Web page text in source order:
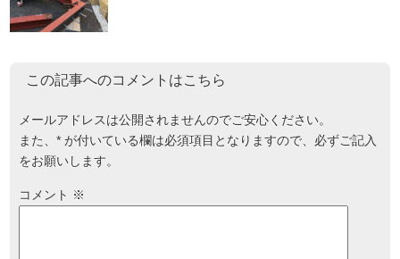
この記事へのコメントはこちら
メールアドレスは公開されませんのでご安心ください。
また、* が付いている欄は必須項目となりますので、必ずご記入
をお願いします。
コメント ※